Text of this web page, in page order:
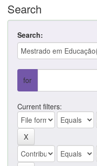
Search
Search:
for
Current filters: